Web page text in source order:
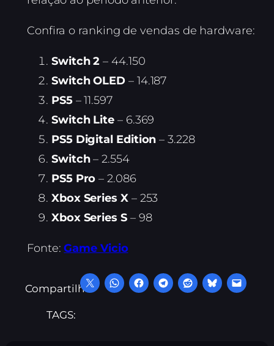
Confira o ranking de vendas de hardware:
Switch 2 – 44.150
Switch OLED – 14.187
PS5– 11.597
Switch Lite – 6.369
PS5 Digital Edition – 3.228
Switch– 2.554
PS5 Pro – 2.086
Xbox Series X– 253
Xbox Series S– 98
Fonte:Game Vicio
Compartilhe:
TAGS: